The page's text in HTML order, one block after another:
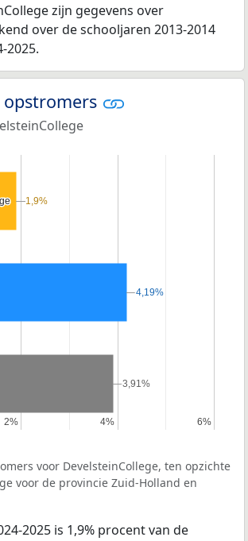
zijn gegevens over
over de schooljaren 2013-2014
2025.
opstromers
2%
2% 4%
4% 6%
6%
1,9%
1,9%
4,19%
4,19%
3,91%
3,91%
voor DevelsteinCollege, ten opzichte
voor de provincie Zuid-Holland en
2025 is 1,9% procent van de